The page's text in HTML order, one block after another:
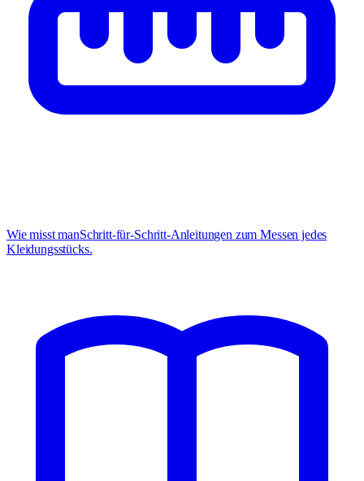
Wie misst manSchritt-für-Schritt-Anleitungen zum Messen jedes
Kleidungsstücks.